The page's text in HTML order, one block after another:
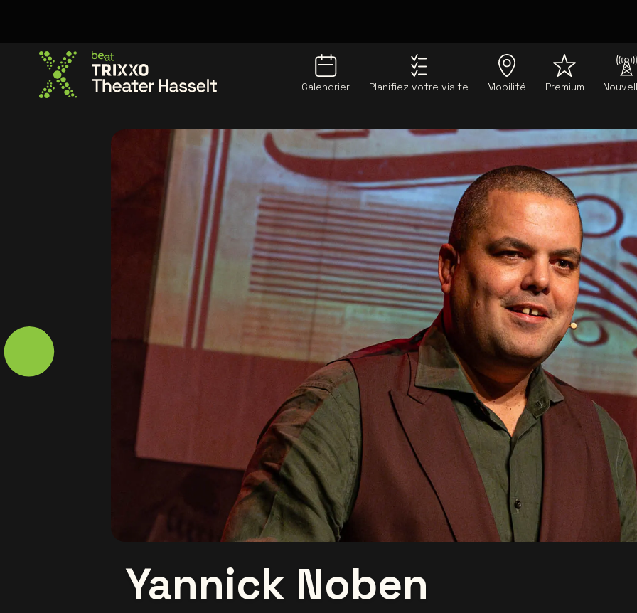
Calendrier Planifiez votre visite Mobilité Premium
Yannick Noben